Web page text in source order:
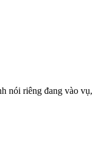
nói riêng đang vào vụ,